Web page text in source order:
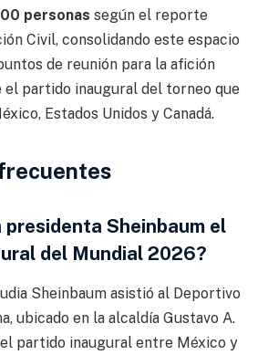
personas según el reporte
Civil, consolidando este espacio
de reunión para la afición
el partido inaugural del torneo que
Estados Unidos y Canadá.
presidenta Sheinbaum el
del Mundial 2026?
Sheinbaum asistió al Deportivo
ubicado en la alcaldía Gustavo A.
partido inaugural entre México y